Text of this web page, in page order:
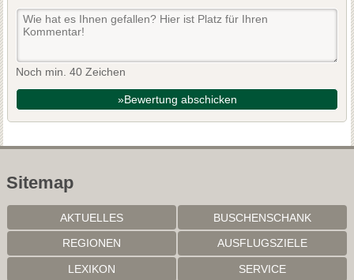
Noch min. 40 Zeichen
»Bewertung abschicken
Sitemap
AKTUELLES BUSCHENSCHANK
REGIONEN AUSFLUGSZIELE
LEXIKON SERVICE